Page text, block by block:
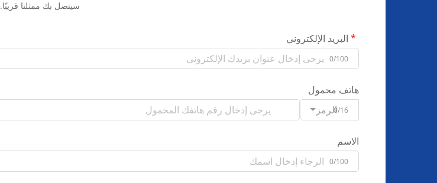
سيتصل بك ممثلنا قريبًا.
البريد الإلكتروني
0/100
هاتف محمول
الرمز0/16
الاسم
0/100